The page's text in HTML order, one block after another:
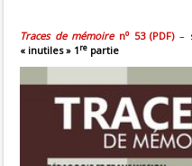
Traces de mémoireno53 (PDF)–
« inutiles » 1re partie